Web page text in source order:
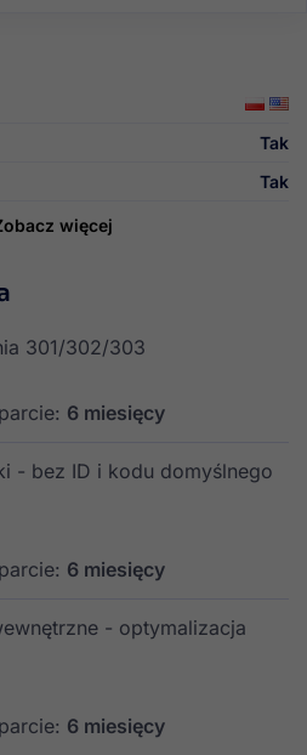
Tak
Tak
więcej
301/302/303
6 miesięcy
- bez ID i kodu domyślnego
6 miesięcy
- optymalizacja
6 miesięcy